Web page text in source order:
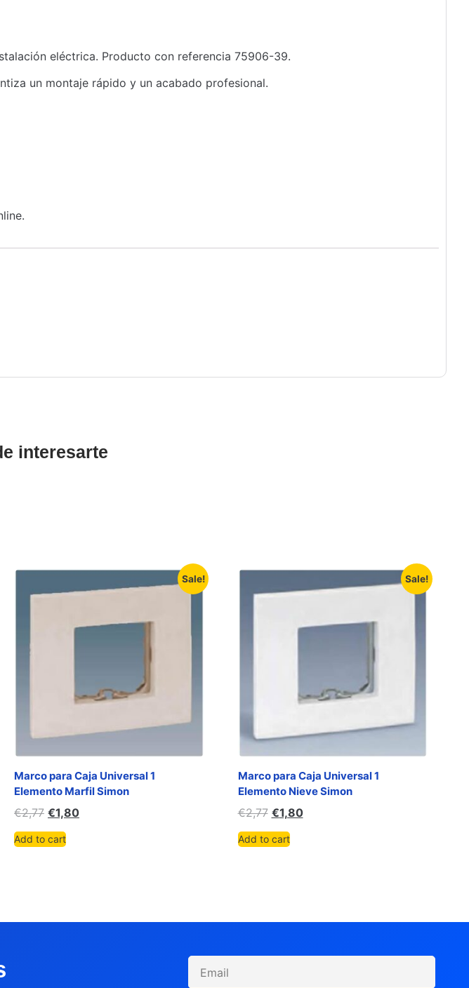
eléctrica. Producto con referencia 75906-39.
un montaje rápido y un acabado profesional.
interesarte
Sale!
Marco para Caja Universal 1
Elemento Marfil Simon
€2,77 €1,80
Add to cart
Sale!
Marco para Caja Universal 1
Elemento Nieve Simon
€2,77 €1,80
Add to cart